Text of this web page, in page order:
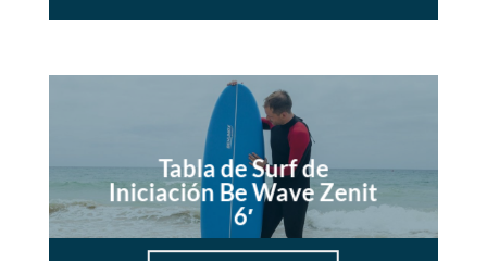
Tabla de Surf de
Iniciación Be Wave Zenit
6′